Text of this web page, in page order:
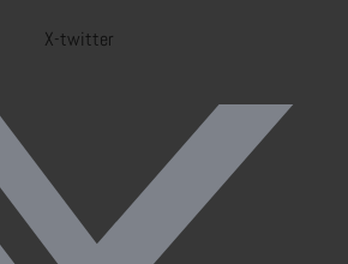
X-twitter